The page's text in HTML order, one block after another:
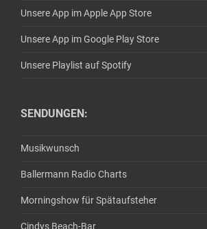
Unsere App im Apple App Store
Unsere App im Google Play Store
Unsere Playlist auf Spotify
SENDUNGEN:
Musikwunsch
Ballermann Radio Charts
Morningshow für Spätaufsteher
Cindys Beach-Bar